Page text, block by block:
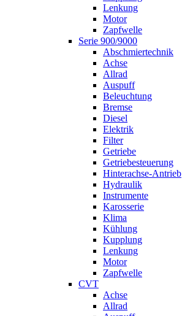
Lenkung
Motor
Zapfwelle
Serie 900/9000
Abschmiertechnik
Achse
Allrad
Auspuff
Beleuchtung
Bremse
Diesel
Elektrik
Filter
Getriebe
Getriebesteuerung
Hinterachse-Antrieb
Hydraulik
Instrumente
Karosserie
Klima
Kühlung
Kupplung
Lenkung
Motor
Zapfwelle
CVT
Achse
Allrad